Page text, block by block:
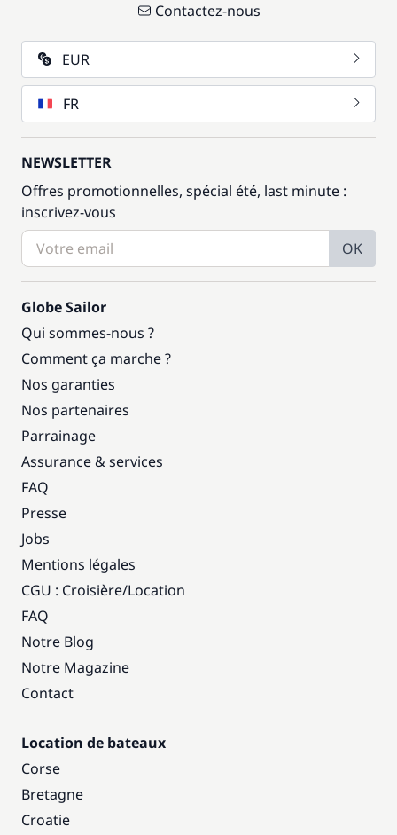
Contactez-nous
EUR
FR
NEWSLETTER
Offres promotionnelles, spécial été, last minute :
inscrivez-vous
OK
Globe Sailor
Qui sommes-nous ?
Comment ça marche ?
Nos garanties
Nos partenaires
Parrainage
Assurance & services
FAQ
Presse
Jobs
Mentions légales
CGU : Croisière/Location
FAQ
Notre Blog
Notre Magazine
Contact
Location de bateaux
Corse
Bretagne
Croatie